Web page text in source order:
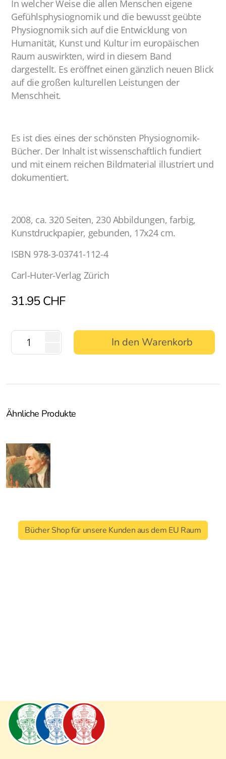
In welcher Weise die allen Menschen eigene
Gefühlsphysiognomik und die bewusst geübte
Physiognomik sich auf die Entwicklung von
Humanität, Kunst und Kultur im europäischen
Raum auswirkten, wird in diesem Band
dargestellt. Es eröffnet einen gänzlich neuen Blick
auf die großen kulturellen Leistungen der
Menschheit.
Es ist dies eines der schönsten Physiognomik-
Bücher. Der Inhalt ist wissenschaftlich fundiert
und mit einem reichen Bildmaterial illustriert und
dokumentiert.
2008, ca. 320 Seiten, 230 Abbildungen, farbig,
Kunstdruckpapier, gebunden, 17x24 cm.
ISBN 978-3-03741-112-4
Carl-Huter-Verlag Zürich
31.95CHF
In den Warenkorb
Ähnliche Produkte
Bücher Shop für unsere Kunden aus dem EU Raum